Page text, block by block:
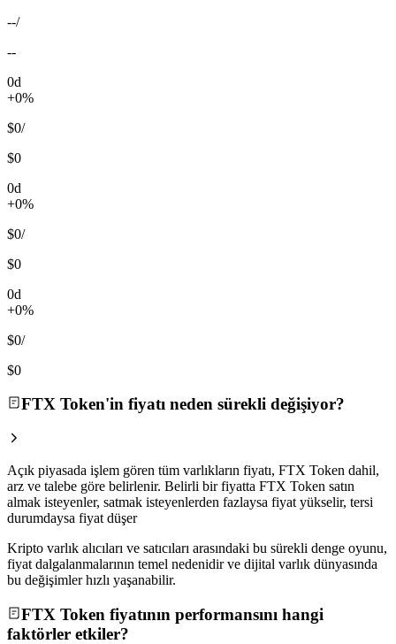
--/
--
0d
+0%
$0/
$0
0d
+0%
$0/
$0
0d
+0%
$0/
$0
FTX Token'in fiyatı neden sürekli değişiyor?
Açık piyasada işlem gören tüm varlıkların fiyatı, FTX Token dahil,
arz ve talebe göre belirlenir. Belirli bir fiyatta FTX Token satın
almak isteyenler, satmak isteyenlerden fazlaysa fiyat yükselir, tersi
durumdaysa fiyat düşer
Kripto varlık alıcıları ve satıcıları arasındaki bu sürekli denge oyunu,
fiyat dalgalanmalarının temel nedenidir ve dijital varlık dünyasında
bu değişimler hızlı yaşanabilir.
FTX Token fiyatının performansını hangi
faktörler etkiler?